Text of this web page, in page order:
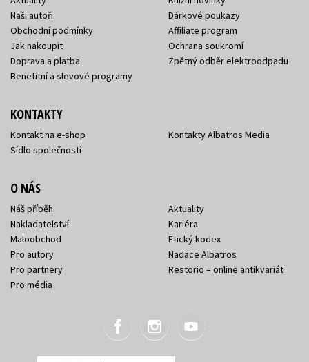
Naši autoři
Obchodní podmínky
Jak nakoupit
Doprava a platba
Benefitní a slevové programy
Dárkové poukazy
Affiliate program
Ochrana soukromí
Zpětný odběr elektroodpadu
KONTAKTY
Kontakt na e-shop
Sídlo společnosti
Kontakty Albatros Media
O NÁS
Náš příběh
Nakladatelství
Maloobchod
Pro autory
Pro partnery
Pro média
Aktuality
Kariéra
Etický kodex
Nadace Albatros
Restorio – online antikvariát